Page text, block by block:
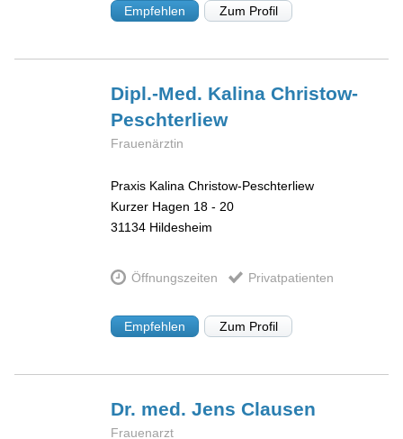
Empfehlen Zum Profil
Dipl.-Med. KalinaChristow-
Peschterliew
Frauenärztin
Praxis Kalina Christow-Peschterliew
Kurzer Hagen 18 - 20
31134 Hildesheim
Öffnungszeiten Privatpatienten
Empfehlen Zum Profil
Dr. med. JensClausen
Frauenarzt